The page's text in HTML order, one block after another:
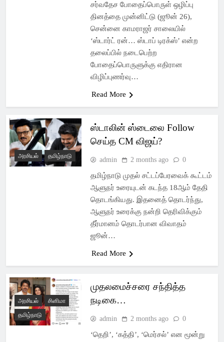
சர்வதேச போதைப்பொருள் ஒழிப்பு
தினத்தை முன்னிட்டு (ஜூன் 26),
சென்னை காமராஜர் சாலையில்
‘ஸ்டார்ட் ரன்… ஸ்டாப் டிரக்ஸ்’ என்ற
தலைப்பில் நடைபெற்ற
போதைப்பொருளுக்கு எதிரான
விழிப்புணர்வு…
Read More
அரசியல் தமிழ்நாடு
ஸ்டாலின் ஸ்டைலை Follow
செய்த CM விஜய்?
admin 2 months ago 0
தமிழ்நாடு முதல் சட்டப்பேரவைக் கூட்டம்
ஆளுநர் உரையுடன் கடந்த 18ஆம் தேதி
தொடங்கியது. இதனைத் தொடர்ந்து,
ஆளுநர் உரைக்கு நன்றி தெரிவிக்கும்
தீர்மானம் தொடர்பான விவாதம்
ஜூன்…
Read More
அரசியல்
சினிமா
தமிழ்நாடு
முதலமைச்சரை சந்தித்த
நடிகை…
admin 2 months ago 0
‘தெறி’, ‘கத்தி’, ‘மெர்சல்’ என மூன்று